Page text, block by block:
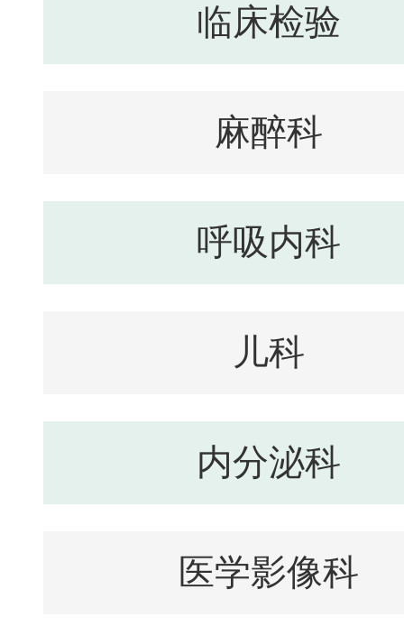
临床检验
麻醉科
呼吸内科
儿科
内分泌科
医学影像科